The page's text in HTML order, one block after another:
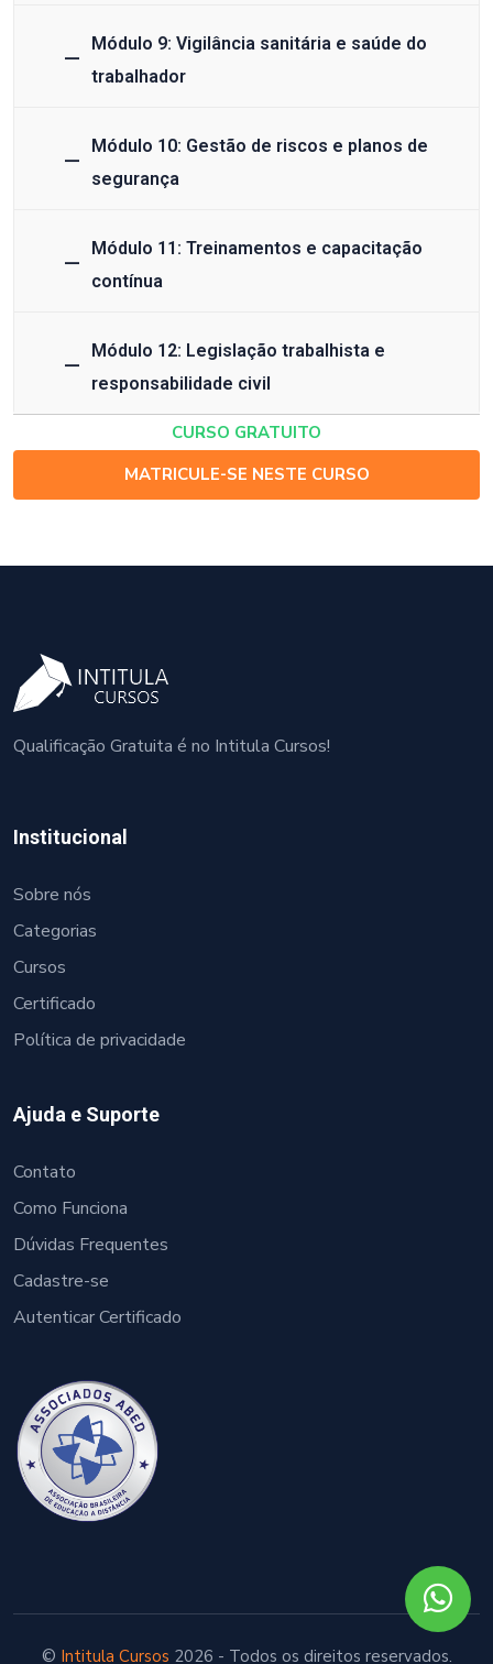
Módulo 9: Vigilância sanitária e saúde do
trabalhador
Módulo 10: Gestão de riscos e planos de
segurança
Módulo 11: Treinamentos e capacitação
contínua
Módulo 12: Legislação trabalhista e
responsabilidade civil
CURSO GRATUITO
MATRICULE-SE NESTE CURSO
Qualificação Gratuita é no Intitula Cursos!
Institucional
Sobre nós
Categorias
Cursos
Certificado
Política de privacidade
Ajuda e Suporte
Contato
Como Funciona
Dúvidas Frequentes
Cadastre-se
Autenticar Certificado
© Intitula Cursos 2026 - Todos os direitos reservados.